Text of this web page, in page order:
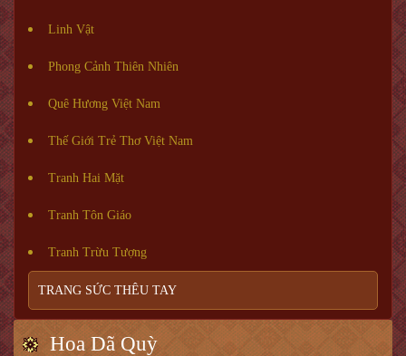
Linh Vật
Phong Cảnh Thiên Nhiên
Quê Hương Việt Nam
Thế Giới Trẻ Thơ Việt Nam
Tranh Hai Mặt
Tranh Tôn Giáo
Tranh Trừu Tượng
TRANG SỨC THÊU TAY
Hoa Dã Quỳ